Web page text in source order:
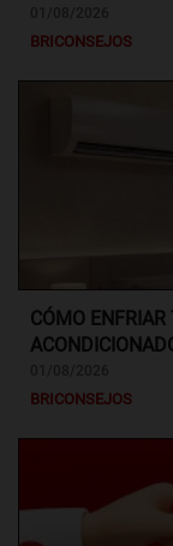
BRICONSEJOS
CÓMO
BRICONSEJOS